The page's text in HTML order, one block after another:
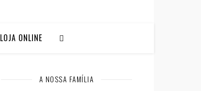
LOJA ONLINE
A NOSSA FAMÍLIA